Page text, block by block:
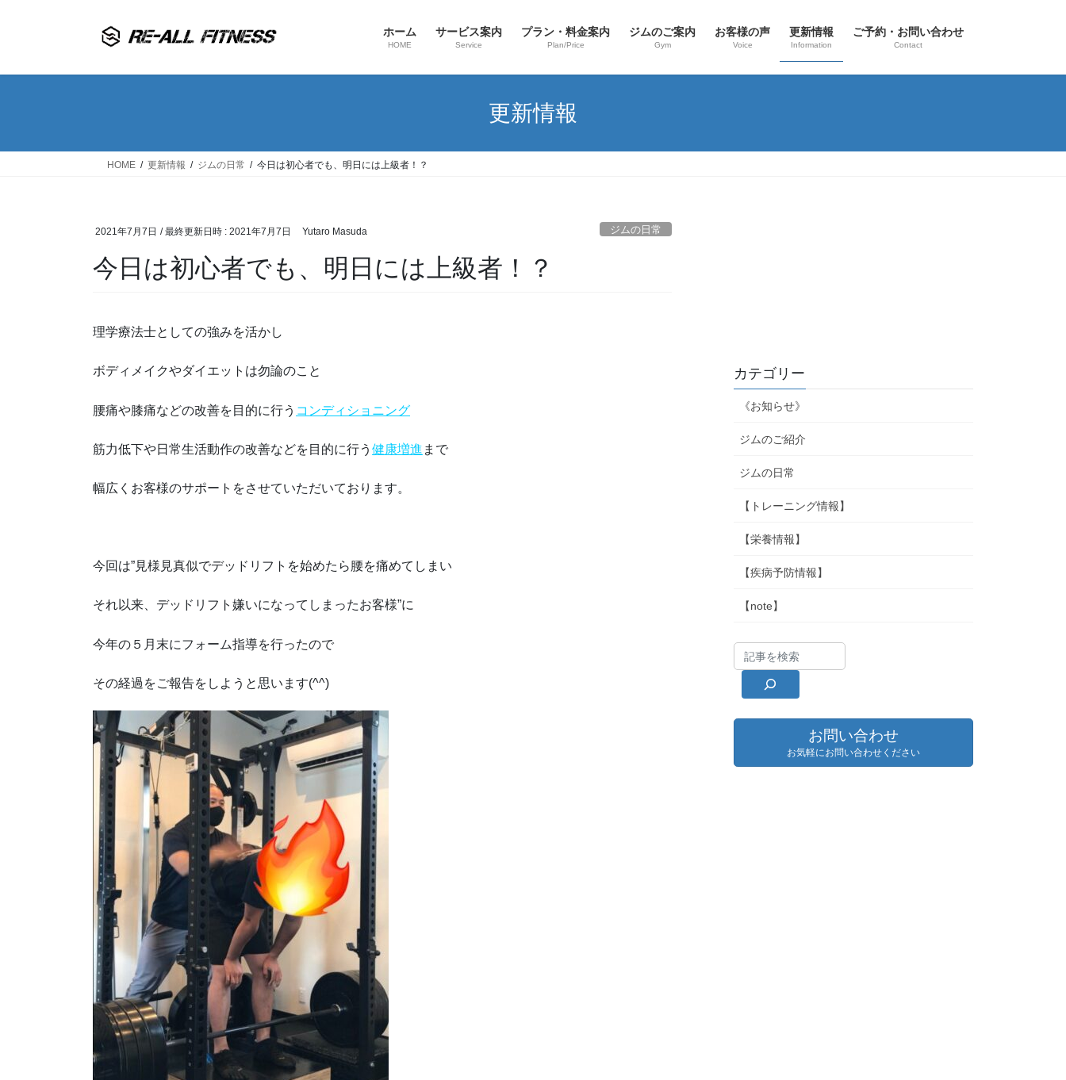
ホーム
HOME
サービス案内
Service
プラン・料金案内
Plan/Price
ジムのご案内
Gym
お客様の声
Voice
更新情報
Information
ご予約・お問い合わせ
Contact
更新情報
HOME 更新情報 ジムの日常 今日は初心者でも、明日には上級者！？
2021年7月7日 / 最終更新日時 : 2021年7月7日 Yutaro Masuda ジムの日常
今日は初心者でも、明日には上級者！？
理学療法士としての強みを活かし
ボディメイクやダイエットは勿論のこと
腰痛や膝痛などの改善を目的に行う コンディショニング
筋力低下や日常生活動作の改善などを目的に行う 健康増進 まで
幅広くお客様のサポートをさせていただいております。
今回は”見様見真似でデッドリフトを始めたら腰を痛めてしまい
それ以来、デッドリフト嫌いになってしまったお客様”に
今年の５月末にフォーム指導を行ったので
その経過をご報告をしようと思います(^^)
カテゴリー
《お知らせ》
ジムのご紹介
ジムの日常
【トレーニング情報】
【栄養情報】
【疾病予防情報】
【note】
お問い合わせ
お気軽にお問い合わせください